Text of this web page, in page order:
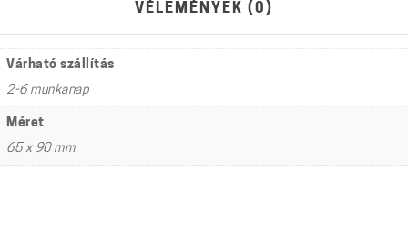
VÉLEMÉNYEK (0)
Várható szállítás
2-6 munkanap
Méret
65 x 90 mm